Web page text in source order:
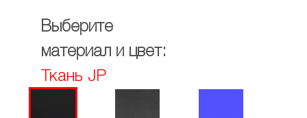
Выберите
материал и цвет:
Ткань JP